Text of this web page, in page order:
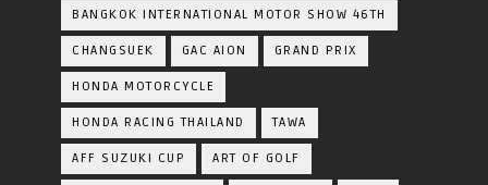
BANGKOK INTERNATIONAL MOTOR SHOW 46TH
CHANGSUEK GAC AION GRAND PRIX
HONDA MOTORCYCLE
HONDA RACING THAILAND TAWA
AFF SUZUKI CUP ART OF GOLF